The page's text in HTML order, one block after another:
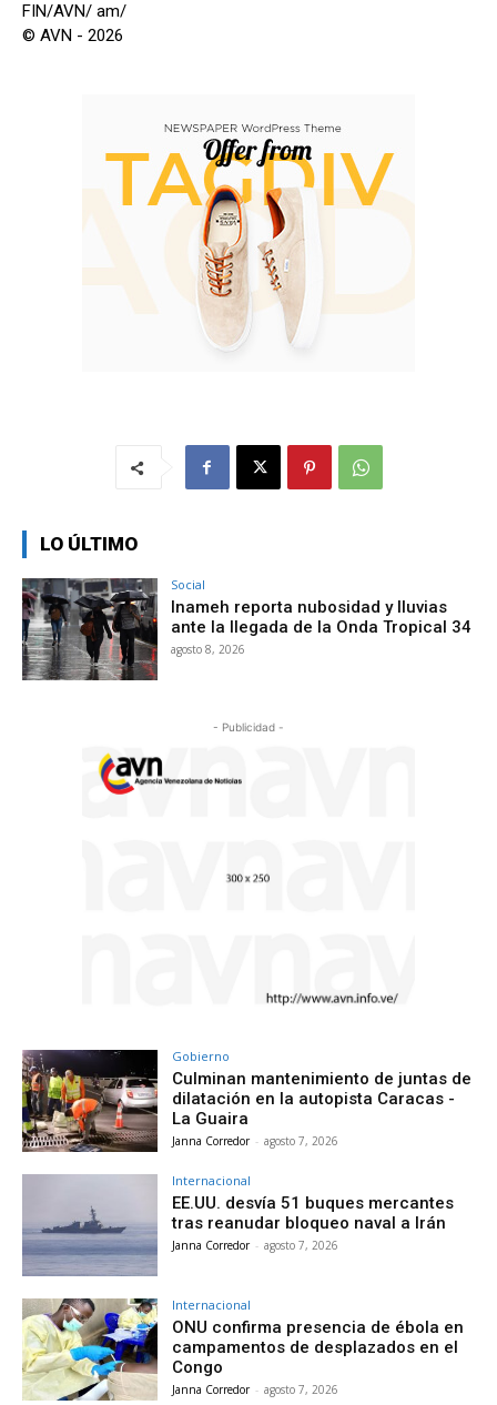
FIN/AVN/ am/
© AVN - 2026
LO ÚLTIMO
Social
Inameh reporta nubosidad y lluvias
ante la llegada de la Onda Tropical 34
agosto 8, 2026
- Publicidad -
Gobierno
Culminan mantenimiento de juntas de
dilatación en la autopista Caracas -
La Guaira
Janna Corredor - agosto 7, 2026
Internacional
EE.UU. desvía 51 buques mercantes
tras reanudar bloqueo naval a Irán
Janna Corredor - agosto 7, 2026
Internacional
ONU confirma presencia de ébola en
campamentos de desplazados en el
Congo
Janna Corredor - agosto 7, 2026